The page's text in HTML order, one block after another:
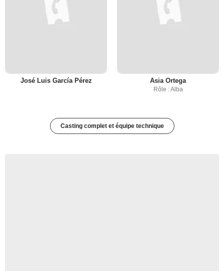
José Luis García Pérez Asia Ortega
Rôle : Alba
Casting complet et équipe technique